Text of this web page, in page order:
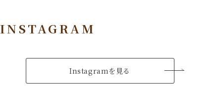
INSTAGRAM
Instagramを見る